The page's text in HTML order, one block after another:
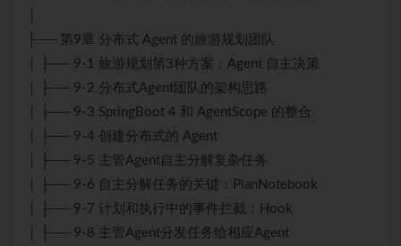
├── 第9章 分布式 Agent 的旅游规划团队
│ ├── 9-1 旅游规划第3种方案：Agent 自主决策
│ ├── 9-2 分布式Agent团队的架构思路
│ ├── 9-3 SpringBoot 4 和 AgentScope 的整合
│ ├── 9-4 创建分布式的 Agent
│ ├── 9-5 主管Agent自主分解复杂任务
│ ├── 9-6 自主分解任务的关键：PlanNotebook
│ ├── 9-7 计划和执行中的事件拦截：Hook
│ ├── 9-8 主管Agent分发任务给相应Agent